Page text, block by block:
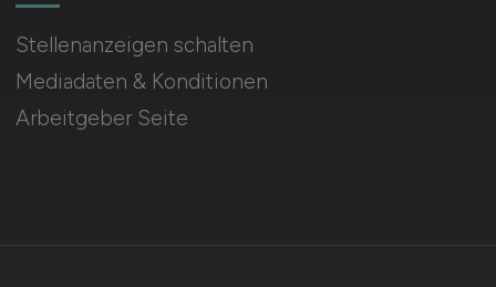
Stellenanzeigen schalten
Mediadaten & Konditionen
Arbeitgeber Seite